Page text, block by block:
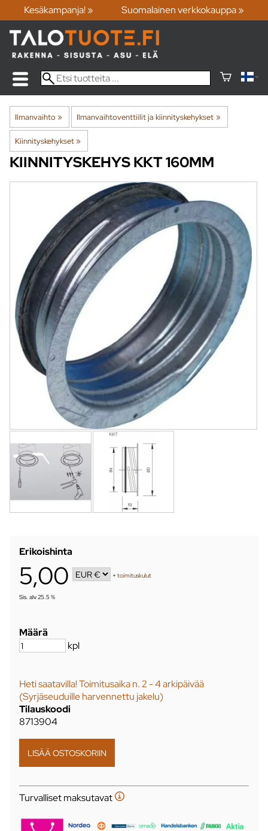
Kesäkampanja! » Suomalainen verkkokauppa »
Ilmanvaihto‪» Ilmanvaihtoventtiilit ja kiinnityskehykset ‪»
Kiinnityskehykset‪»
KIINNITYSKEHYS KKT 160MM
Erikoishinta
5,00 +toimituskulut
Sis. alv 25.5 %
Määrä
kpl
Heti saatavilla! Toimitusaika n. 2 - 4 arkipäivää
(Syrjäseuduille harvennettu jakelu)
Tilauskoodi
8713904
Turvalliset maksutavat